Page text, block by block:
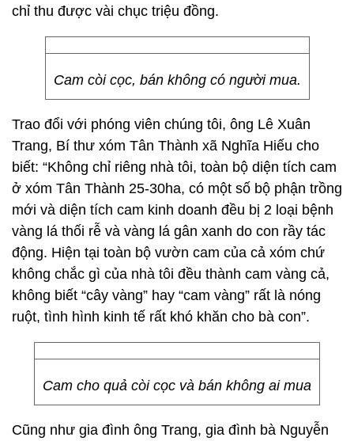
chỉ thu được vài chục triệu đồng.
Cam còi cọc, bán không có người mua.
Trao đổi với phóng viên chúng tôi, ông Lê Xuân
Trang, Bí thư xóm Tân Thành xã Nghĩa Hiếu cho
biết: “Không chỉ riêng nhà tôi, toàn bộ diện tích cam
ở xóm Tân Thành 25-30ha, có một số bộ phận trồng
mới và diện tích cam kinh doanh đều bị 2 loại bệnh
vàng lá thối rễ và vàng lá gân xanh do con rầy tác
động. Hiện tại toàn bộ vườn cam của cả xóm chứ
không chắc gì của nhà tôi đều thành cam vàng cả,
không biết “cây vàng” hay “cam vàng” rất là nóng
ruột, tình hình kinh tế rất khó khăn cho bà con”.
Cam cho quả còi cọc và bán không ai mua
Cũng như gia đình ông Trang, gia đình bà Nguyễn